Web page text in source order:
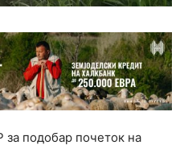
за подобар почеток на